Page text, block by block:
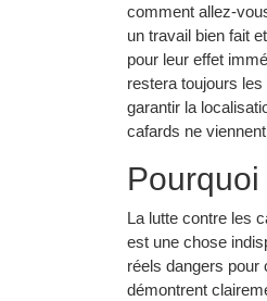
comment allez-
un travail bien fait
pour leur effet
restera toujours
garantir la
cafards ne
La lutte contre les
est une chose
réels dangers pour
démontrent